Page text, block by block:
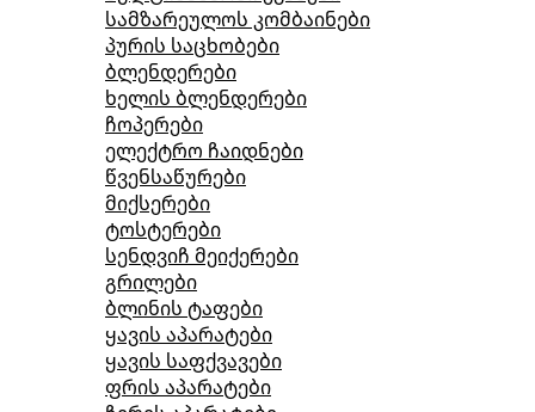
სამზარეულოს კომბაინები
პურის საცხობები
ბლენდერები
ხელის ბლენდერები
ჩოპერები
ელექტრო ჩაიდნები
წვენსაწურები
მიქსერები
ტოსტერები
სენდვიჩ მეიქერები
გრილები
ბლინის ტაფები
ყავის აპარატები
ყავის საფქვავები
ფრის აპარატები